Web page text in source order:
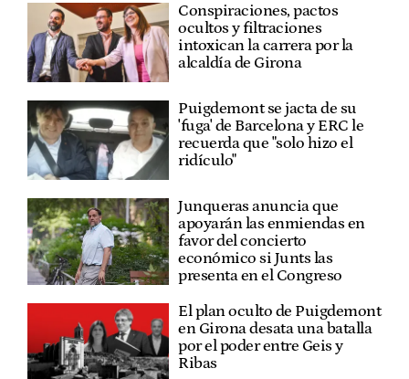
Conspiraciones, pactos
ocultos y filtraciones
intoxican la carrera por la
alcaldía de Girona
Puigdemont se jacta de su
'fuga' de Barcelona y ERC le
recuerda que "solo hizo el
ridículo"
Junqueras anuncia que
apoyarán las enmiendas en
favor del concierto
económico si Junts las
presenta en el Congreso
El plan oculto de Puigdemont
en Girona desata una batalla
por el poder entre Geis y
Ribas